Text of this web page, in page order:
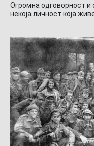
Огромна одговорност и
некоја личност која